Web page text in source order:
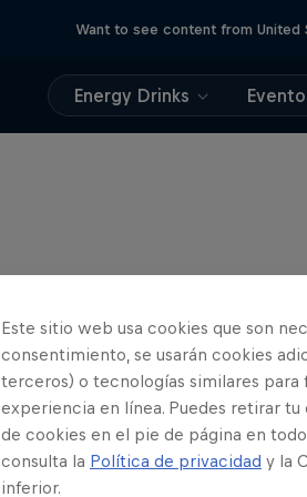
Want to see content from United
Energy Drinks
Rob Warner’s Wild Rides
Este sitio web usa cookies que son
consentimiento, se usarán cookies
terceros) o tecnologías similares
experiencia en línea. Puedes retirar
de cookies en el pie de página en
consulta la Política de privacidad y la
inferior.